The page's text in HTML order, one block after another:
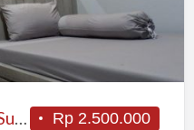
Rp 2.500.000
Kos Cipunegara deket Sutos